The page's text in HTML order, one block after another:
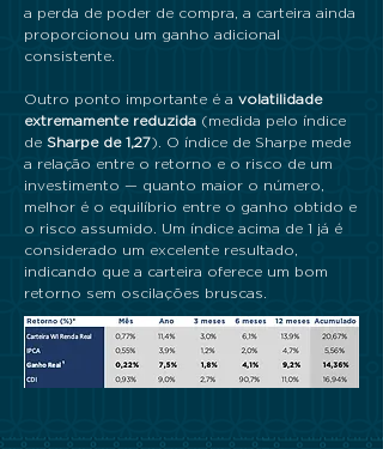
a perda de poder de compra, a carteira ainda
proporcionou um ganho adicional
consistente.
Outro ponto importante é a volatilidade
extremamente reduzida (medida pelo índice
de Sharpe de 1,27). O índice de Sharpe mede
a relação entre o retorno e o risco de um
investimento — quanto maior o número,
melhor é o equilíbrio entre o ganho obtido e
o risco assumido. Um índice acima de 1 já é
considerado um excelente resultado,
indicando que a carteira oferece um bom
retorno sem oscilações bruscas.